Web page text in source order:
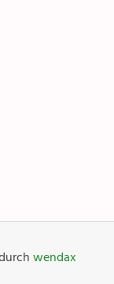
wendax
Aktuelles
Links